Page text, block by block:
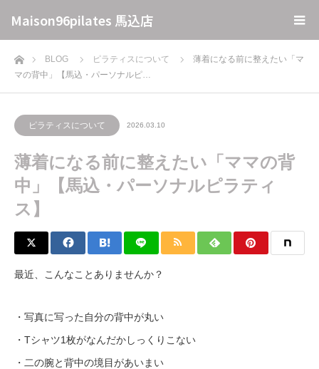
Maison96pilates 馬込店
ホームBLOG ピラティスについて
薄着になる前に整えたい「マ
マの背中」【馬込・パーソナルピ…
ピラティスについて 2026.03.10
薄着になる前に整えたい「ママの背
中」【馬込・パーソナルピラティ
ス】
最近、こんなことありませんか？
・写真に写った自分の背中が丸い
・Tシャツ1枚がなんだかしっくりこない
・二の腕と背中の境目があいまい